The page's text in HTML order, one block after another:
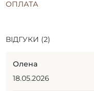
ОПЛАТА
Олена
18.05.2026
ВІДГУКИ (2)